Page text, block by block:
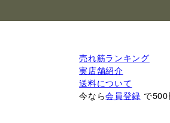
売れ筋ランキング
実店舗紹介
送料について
今なら会員登録 で500